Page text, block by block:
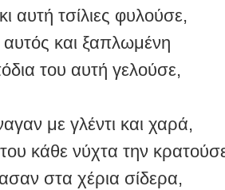
αυτή τσίλιες φυλούσε,
και ξαπλωμένη
του αυτή γελούσε,
με γλέντι και χαρά,
κάθε νύχτα την
στα χέρια σίδερα,